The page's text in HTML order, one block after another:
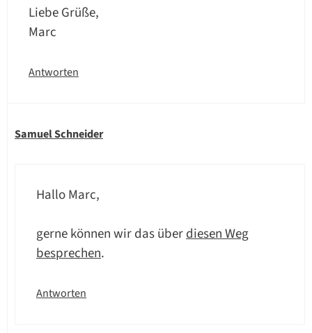
Liebe Grüße,
Marc
Antworten
Samuel Schneider
Hallo Marc,
gerne können wir das überdiesen Weg
besprechen.
Antworten